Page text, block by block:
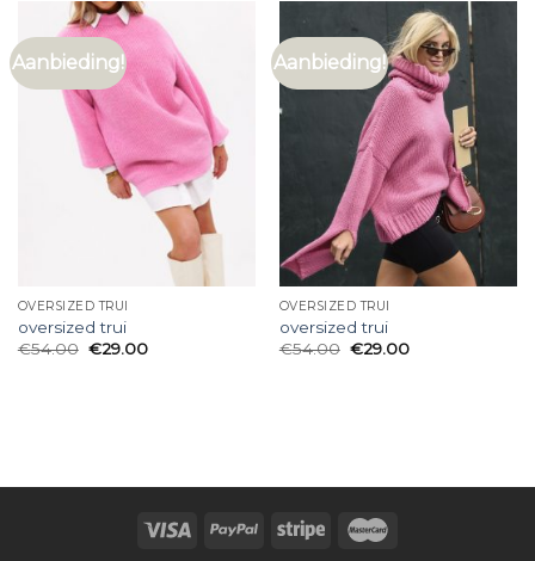
Aanbieding!
OVERSIZED TRUI
oversized trui
€54.00 €29.00
Aanbieding!
OVERSIZED TRUI
oversized trui
€54.00 €29.00